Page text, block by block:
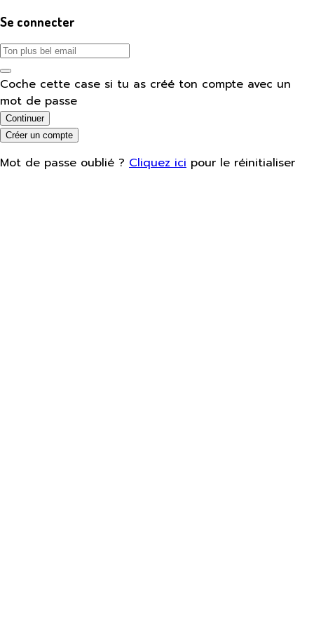
Se connecter
Coche cette case si tu as créé ton compte avec un
mot de passe
Continuer
Créer un compte
Mot de passe oublié ? Cliquez ici pour le réinitialiser